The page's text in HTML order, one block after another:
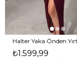
₺1.599,99